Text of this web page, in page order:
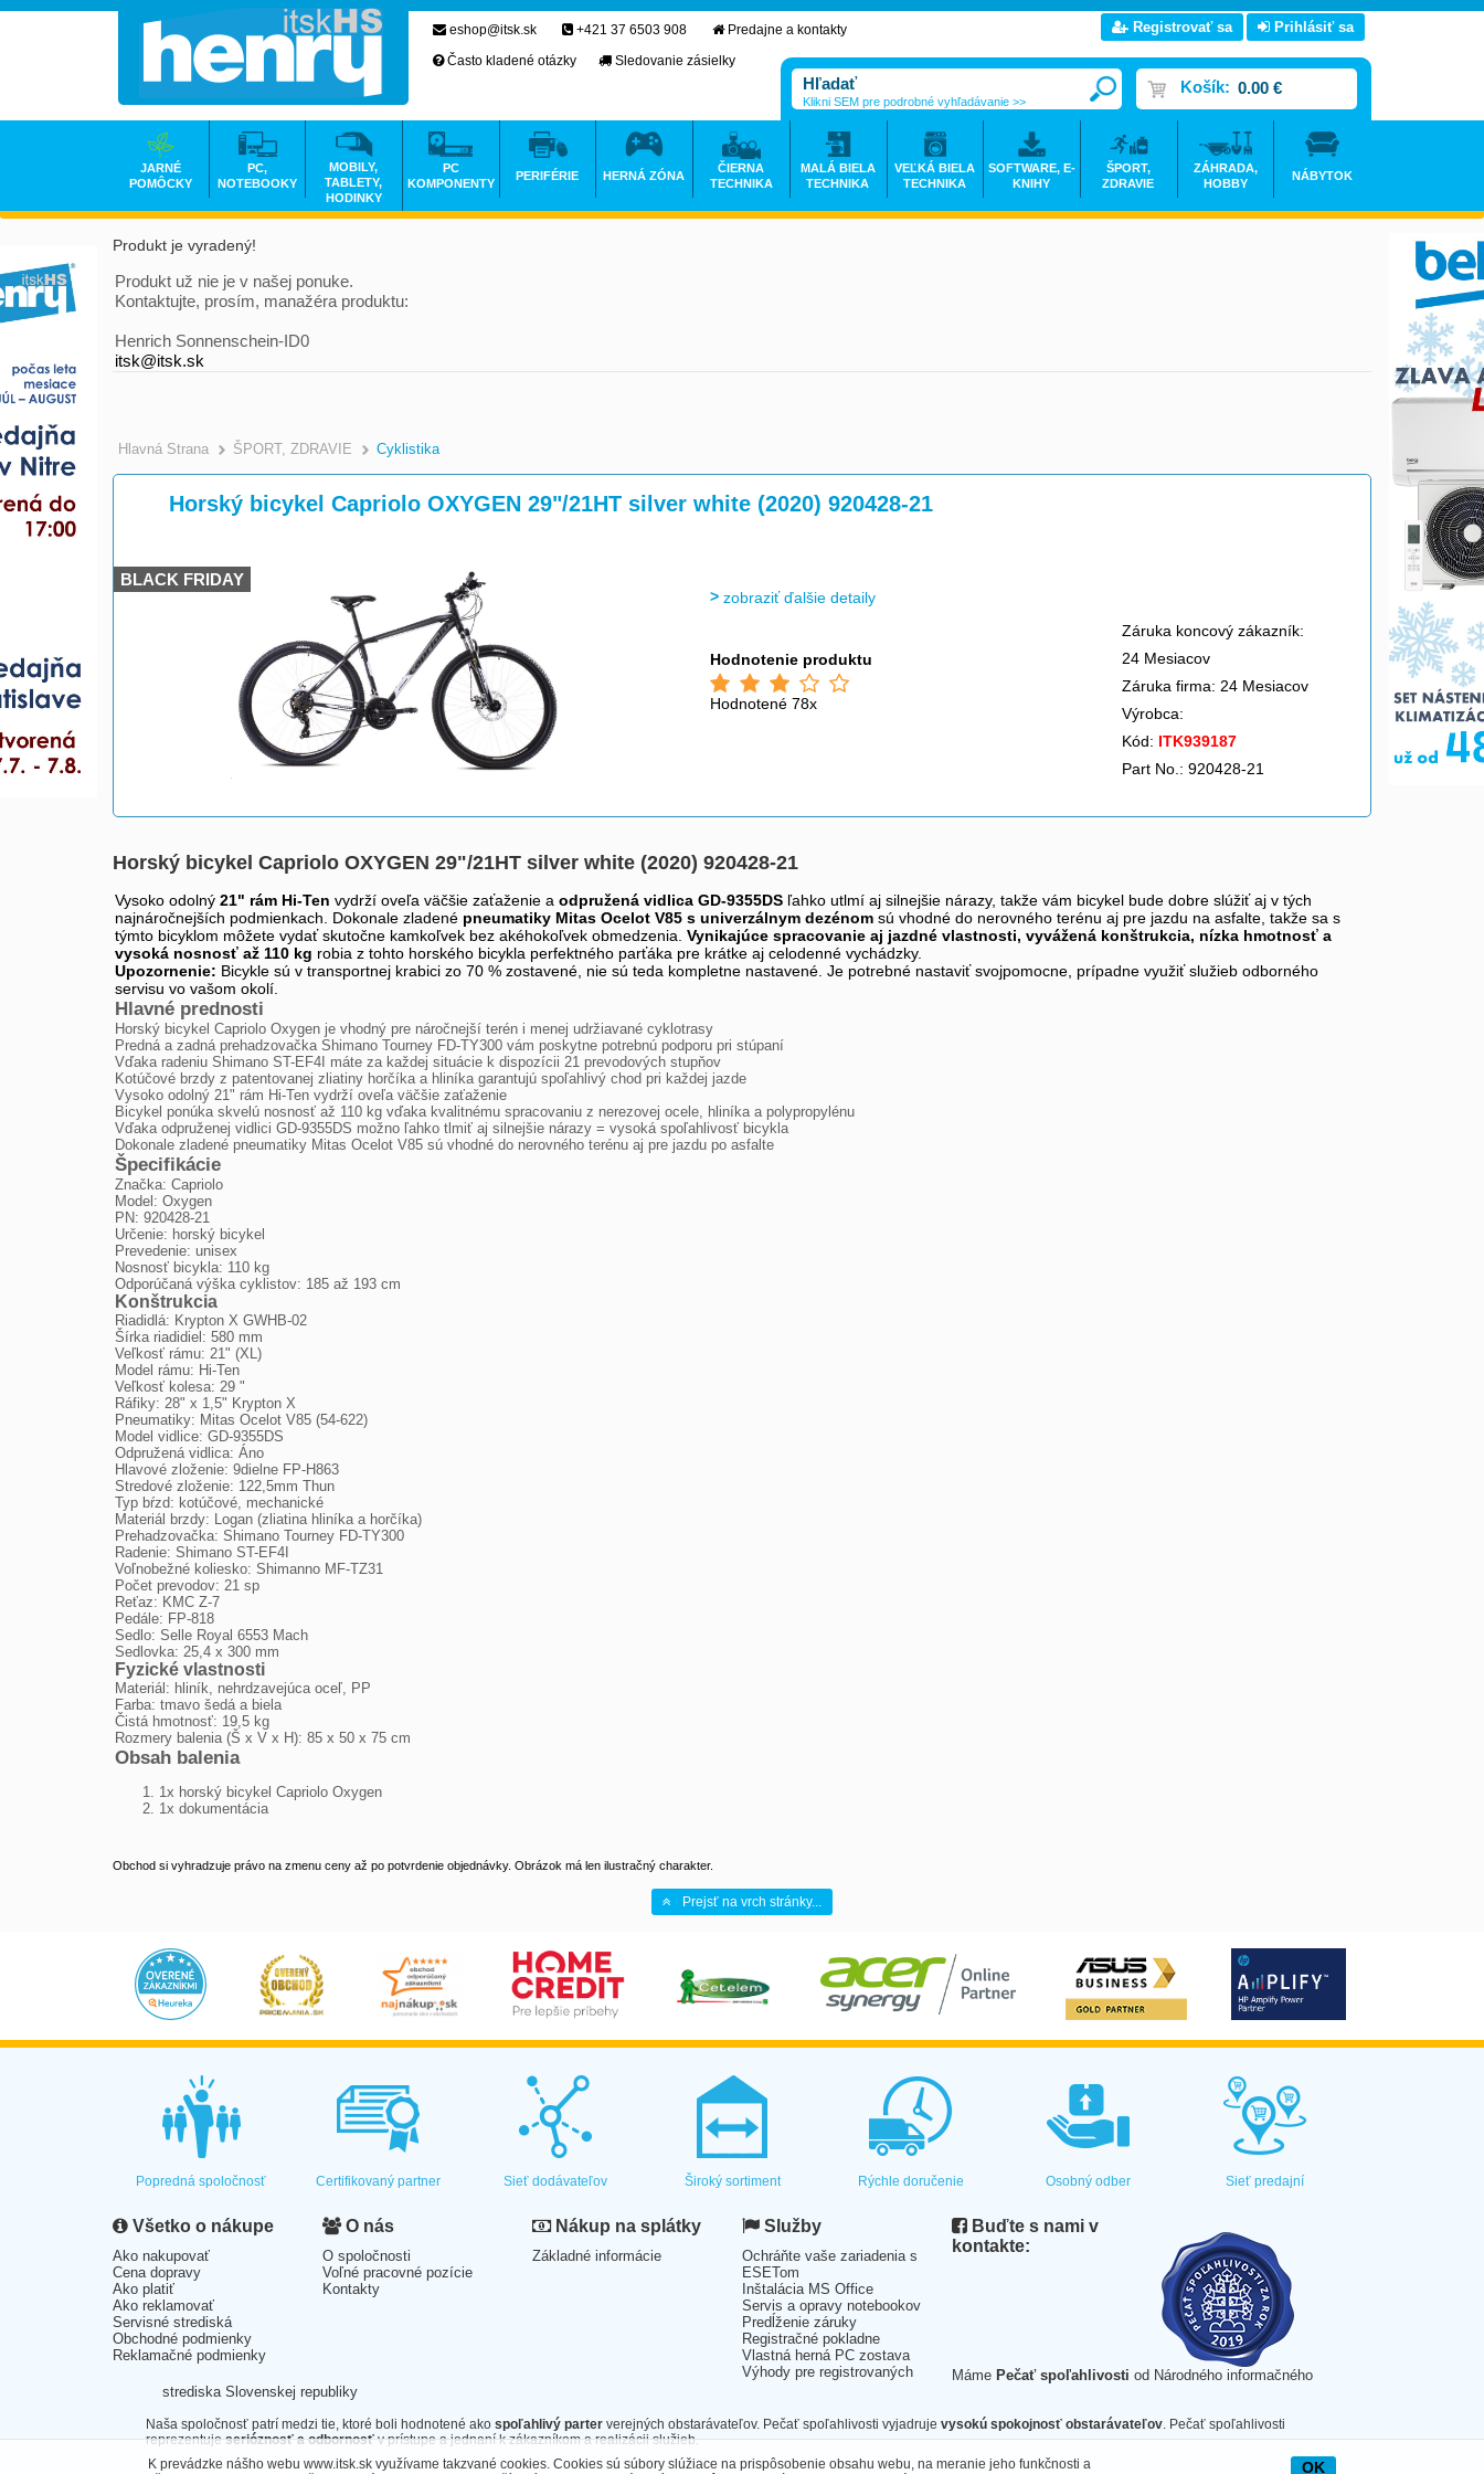
Produkt je vyradený!
Produkt už nie je v našej ponuke.
Kontaktujte, prosím, manažéra produktu:
Henrich Sonnenschein-ID0
itsk@itsk.sk
Hlavná Strana >
ŠPORT, ZDRAVIE >
Cyklistika
Horský bicykel Capriolo OXYGEN 29"/21HT silver white (2020) 920428-21
BLACK FRIDAY
zobraziť ďalšie detaily
Hodnotenie produktu
Hodnotené 78x
Záruka koncový zákazník:
24 Mesiacov
Záruka firma: 24 Mesiacov
Výrobca:
Kód: ITK939187
Part No.: 920428-21
Horský bicykel Capriolo OXYGEN 29"/21HT silver white (2020) 920428-21
Vysoko odolný 21" rám Hi-Ten vydrží oveľa väčšie zaťaženie a odpružená vidlica GD-9355DS ľahko utlmí aj silnejšie nárazy, takže vám bicykel bude dobre slúžiť aj v tých
najnáročnejších podmienkach. Dokonale zladené pneumatiky Mitas Ocelot V85 s univerzálnym dezénom sú vhodné do nerovného terénu aj pre jazdu na asfalte, takže sa s
týmto bicyklom môžete vydať skutočne kamkoľvek bez akéhokoľvek obmedzenia. Vynikajúce spracovanie aj jazdné vlastnosti, vyvážená konštrukcia, nízka hmotnosť a
vysoká nosnosť až 110 kg robia z tohto horského bicykla perfektného parťáka pre krátke aj celodenné vychádzky.
Upozornenie: Bicykle sú v transportnej krabici zo 70 % zostavené, nie sú teda kompletne nastavené. Je potrebné nastaviť svojpomocne, prípadne využiť služieb odborného
servisu vo vašom okolí.
Hlavné prednosti
Horský bicykel Capriolo Oxygen je vhodný pre náročnejší terén i menej udržiavané cyklotrasy
Predná a zadná prehadzovačka Shimano Tourney FD-TY300 vám poskytne potrebnú podporu pri stúpaní
Vďaka radeniu Shimano ST-EF4I máte za každej situácie k dispozícii 21 prevodových stupňov
Kotúčové brzdy z patentovanej zliatiny horčíka a hliníka garantujú spoľahlivý chod pri každej jazde
Vysoko odolný 21" rám Hi-Ten vydrží oveľa väčšie zaťaženie
Bicykel ponúka skvelú nosnosť až 110 kg vďaka kvalitnému spracovaniu z nerezovej ocele, hliníka a polypropylénu
Vďaka odpruženej vidlici GD-9355DS možno ľahko tlmiť aj silnejšie nárazy = vysoká spoľahlivosť bicykla
Dokonale zladené pneumatiky Mitas Ocelot V85 sú vhodné do nerovného terénu aj pre jazdu po asfalte
Špecifikácie
Značka: Capriolo
Model: Oxygen
PN: 920428-21
Určenie: horský bicykel
Prevedenie: unisex
Nosnosť bicykla: 110 kg
Odporúčaná výška cyklistov: 185 až 193 cm
Konštrukcia
Riadidlá: Krypton X GWHB-02
Šírka riadidiel: 580 mm
Veľkosť rámu: 21" (XL)
Model rámu: Hi-Ten
Veľkosť kolesa: 29 "
Ráfiky: 28" x 1,5" Krypton X
Pneumatiky: Mitas Ocelot V85 (54-622)
Model vidlice: GD-9355DS
Odpružená vidlica: Áno
Hlavové zloženie: 9dielne FP-H863
Stredové zloženie: 122,5mm Thun
Typ bŕzd: kotúčové, mechanické
Materiál brzdy: Logan (zliatina hliníka a horčíka)
Prehadzovačka: Shimano Tourney FD-TY300
Radenie: Shimano ST-EF4I
Voľnobežné koliesko: Shimanno MF-TZ31
Počet prevodov: 21 sp
Reťaz: KMC Z-7
Pedále: FP-818
Sedlo: Selle Royal 6553 Mach
Sedlovka: 25,4 x 300 mm
Fyzické vlastnosti
Materiál: hliník, nehrdzavejúca oceľ, PP
Farba: tmavo šedá a biela
Čistá hmotnosť: 19,5 kg
Rozmery balenia (Š x V x H): 85 x 50 x 75 cm
Obsah balenia
1x horský bicykel Capriolo Oxygen
1x dokumentácia
Obchod si vyhradzuje právo na zmenu ceny až po potvrdenie objednávky. Obrázok má len ilustračný charakter.
Prejsť na vrch stránky...
eshop@itsk.sk +421 37 6503 908
Predajne a kontakty
Často kladené otázky
Sledovanie zásielky
Registrovať sa Prihlásiť sa
Košík: 0.00 €
Klikni SEM pre podrobné vyhľadávanie >>
JARNÉ
POMÔCKY
PC,
NOTEBOOKY
MOBILY,
TABLETY,
HODINKY
PC
KOMPONENTY
PERIFÉRIE HERNÁ ZÓNA
ČIERNA
TECHNIKA
MALÁ BIELA
TECHNIKA
VEĽKÁ BIELA
TECHNIKA
SOFTWARE, E-
KNIHY
ŠPORT,
ZDRAVIE
ZÁHRADA,
HOBBY
NÁBYTOK
Popredná spoločnosť Certifikovaný partner Sieť dodávateľov Široký sortiment Rýchle doručenie Osobný odber Sieť predajní
Všetko o nákupe
Ako nakupovať
Cena dopravy
Ako platiť
Ako reklamovať
Servisné strediská
Obchodné podmienky
Reklamačné podmienky
O nás
O spoločnosti
Voľné pracovné pozície
Kontakty
Nákup na splátky
Základné informácie
Služby
Ochráňte vaše zariadenia s
ESETom
Inštalácia MS Office
Servis a opravy notebookov
Predĺženie záruky
Registračné pokladne
Vlastná herná PC zostava
Výhody pre registrovaných
Buďte s nami v
kontakte:
Máme Pečať spoľahlivosti od Národného informačného
strediska Slovenskej republiky
Naša spoločnosť patrí medzi tie, ktoré boli hodnotené ako spoľahlivý parter verejných obstarávateľov. Pečať spoľahlivosti vyjadruje vysokú spokojnosť obstarávateľov. Pečať spoľahlivosti
reprezentujeserióznosť a odbornosťv prístupe a jednaní k zákazníkom a realizácii služieb.
K prevádzke nášho webu www.itsk.sk využívame takzvané cookies. Cookies sú súbory slúžiace na prispôsobenie obsahu webu, na meranie jeho funkčnosti a
OK